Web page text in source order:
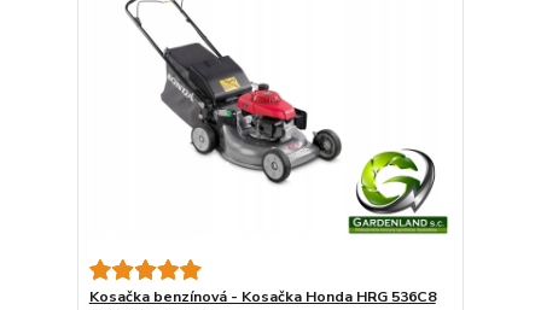
Kosačka benzínová - Kosačka Honda HRG 536C8